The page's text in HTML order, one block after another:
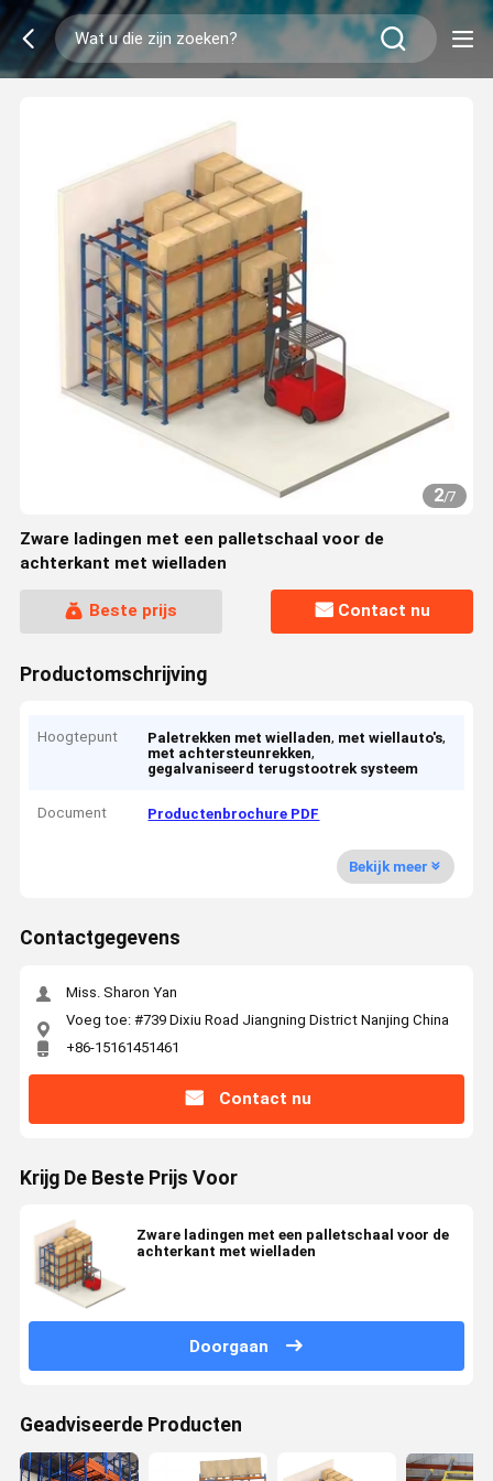
2/7
Zware ladingen met een palletschaal voor de
achterkant met wielladen
Beste prijs Contact nu
Productomschrijving
Hoogtepunt Paletrekken met wielladen, met wiellauto's,
met achtersteunrekken,
gegalvaniseerd terugstootrek systeem
Document Productenbrochure PDF
Bekijk meer
Contactgegevens
Miss. Sharon Yan
Voeg toe: #739 Dixiu Road Jiangning District Nanjing China
+86-15161451461
Contact nu
Krijg De Beste Prijs Voor
Zware ladingen met een palletschaal voor de
achterkant met wielladen
Doorgaan
Geadviseerde Producten